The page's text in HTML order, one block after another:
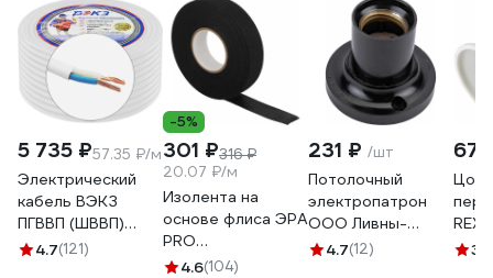
5 735 ₽57.35 ₽/м
Электрический
кабель ВЭКЗ
ПГВВП (ШВВП)
2x1,5 мм2 ГОСТ
4.7(121)
-5%
301 ₽316 ₽
20.07 ₽/м
Изолента на
основе флиса ЭРА
PRO
PROFLEEC1915 19
4.6(104)
231 ₽ /шт
Потолочный
электропатрон
ООО Ливны-
Электро
4.7(12)
67
11-3.2